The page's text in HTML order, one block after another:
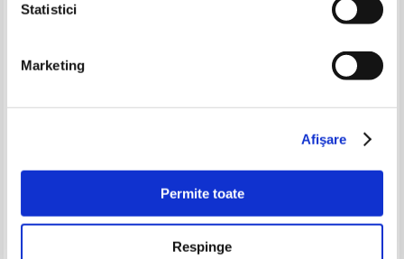
Statistici
Marketing
Afişare
Permite toate
Respinge
Sara Paretsky - Deadlock
Lawrence Alexander - Rubicon.